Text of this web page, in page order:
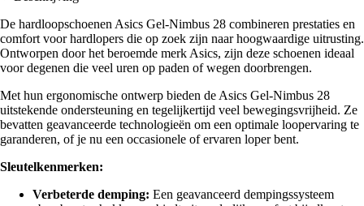
De hardloopschoenen Asics Gel-Nimbus 28 combineren prestaties en
comfort voor hardlopers die op zoek zijn naar hoogwaardige uitrusting.
Ontworpen door het beroemde merk Asics, zijn deze schoenen ideaal
voor degenen die veel uren op paden of wegen doorbrengen.
Met hun ergonomische ontwerp bieden de Asics Gel-Nimbus 28
uitstekende ondersteuning en tegelijkertijd veel bewegingsvrijheid. Ze
bevatten geavanceerde technologieën om een optimale loopervaring te
garanderen, of je nu een occasionele of ervaren loper bent.
Sleutelkenmerken:
Verbeterde demping: Een geavanceerd dempingssysteem